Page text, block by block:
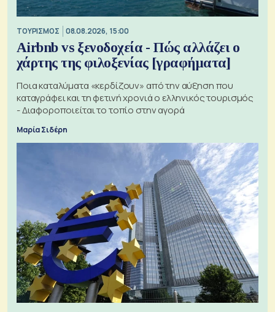
ΤΟΥΡΙΣΜΟΣ 08.08.2026, 15:00
Airbnb vs ξενοδοχεία - Πώς αλλάζει ο
χάρτης της φιλοξενίας [γραφήματα]
Ποια καταλύματα «κερδίζουν» από την αύξηση που
καταγράφει και τη φετινή χρονιά ο ελληνικός τουρισμός
- Διαφοροποιείται το τοπίο στην αγορά
Μαρία Σιδέρη